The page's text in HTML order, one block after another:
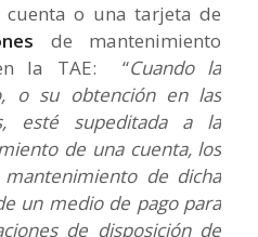
o una tarjeta de
de mantenimiento
la TAE: “Cuando la
o su obtención en las
esté supeditada a la
de una cuenta, los
de dicha
un medio de pago para
de disposición de